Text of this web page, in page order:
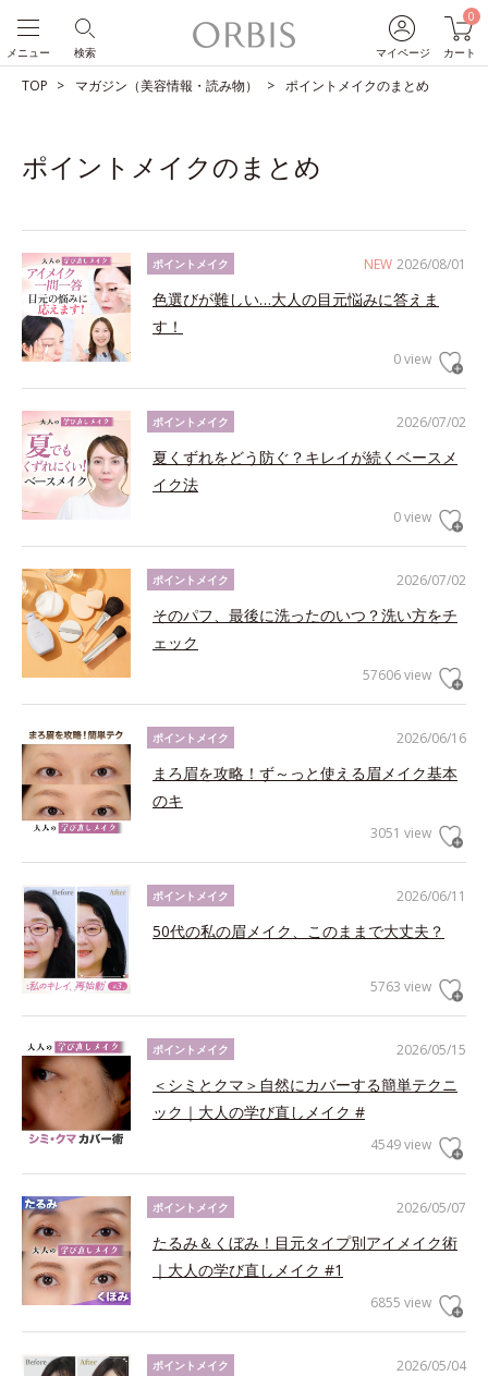
マイページ
0
カート
検索
メニュー
TOP マガジン（美容情報・読み物） ポイントメイクのまとめ
ポイントメイクのまとめ
NEW 2026/08/01
ポイントメイク
色選びが難しい…大人の目元悩みに答えま
す！
0 view
2026/07/02
ポイントメイク
夏くずれをどう防ぐ？キレイが続くベースメ
イク法
0 view
2026/07/02
ポイントメイク
そのパフ、最後に洗ったのいつ？洗い方をチ
ェック
57606 view
2026/06/16
ポイントメイク
まろ眉を攻略！ず～っと使える眉メイク基本
のキ
3051 view
2026/06/11
ポイントメイク
50代の私の眉メイク、このままで大丈夫？
5763 view
2026/05/15
ポイントメイク
＜シミとクマ＞自然にカバーする簡単テクニ
ック｜大人の学び直しメイク #
4549 view
2026/05/07
ポイントメイク
たるみ＆くぼみ！目元タイプ別アイメイク術
｜大人の学び直しメイク #1
6855 view
2026/05/04
ポイントメイク